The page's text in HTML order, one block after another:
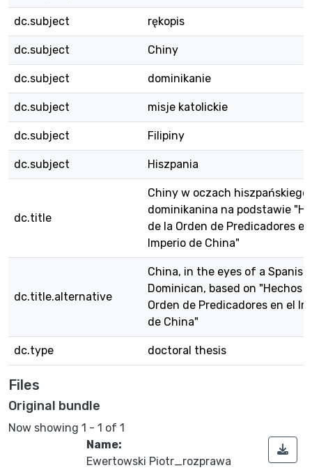
dc.subject rękopis
dc.subject Chiny
dc.subject dominikanie
dc.subject misje katolickie
dc.subject Filipiny
dc.subject Hiszpania
dc.title
Chiny w oczach hiszpańskiego
dominikanina na podstawie
de la Orden de Predicadores
Imperio de China"
dc.title.alternative
China, in the eyes of a Spanish
Dominican, based on "Hechos
Orden de Predicadores en el
de China"
dc.type doctoral thesis
Files
Original bundle
Now showing 1 - 1 of 1
Name:
Ewertowski Piotr_rozprawa